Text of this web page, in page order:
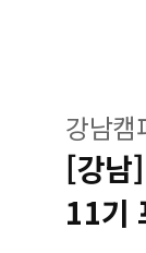
강남캠
[강남
11기